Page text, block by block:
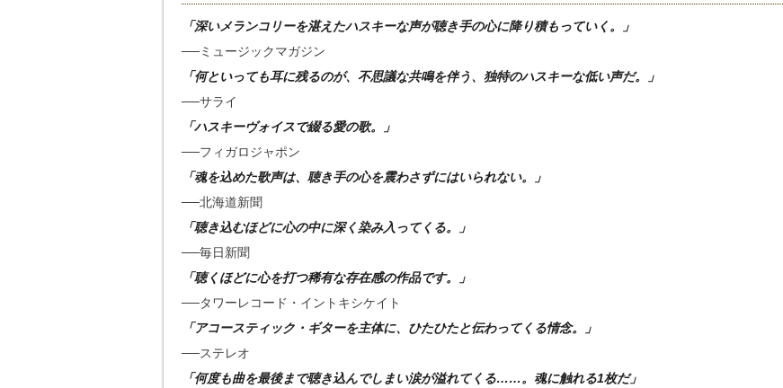
「深いメランコリーを湛えたハスキーな声が聴き手の心に降り積もっていく。」
──ミュージックマガジン
「何といっても耳に残るのが、不思議な共鳴を伴う、独特のハスキーな低い声だ。」
──サライ
「ハスキーヴォイスで綴る愛の歌。」
──フィガロジャポン
「魂を込めた歌声は、聴き手の心を震わさずにはいられない。」
──北海道新聞
「聴き込むほどに心の中に深く染み入ってくる。」
──毎日新聞
「聴くほどに心を打つ稀有な存在感の作品です。」
──タワーレコード・イントキシケイト
「アコースティック・ギターを主体に、ひたひたと伝わってくる情念。」
──ステレオ
「何度も曲を最後まで聴き込んでしまい涙が溢れてくる……。魂に触れる1枚だ」